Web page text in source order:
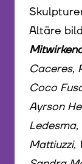
Altäre
Caceres,
Coco
Ayrson
Mattiuzzi,